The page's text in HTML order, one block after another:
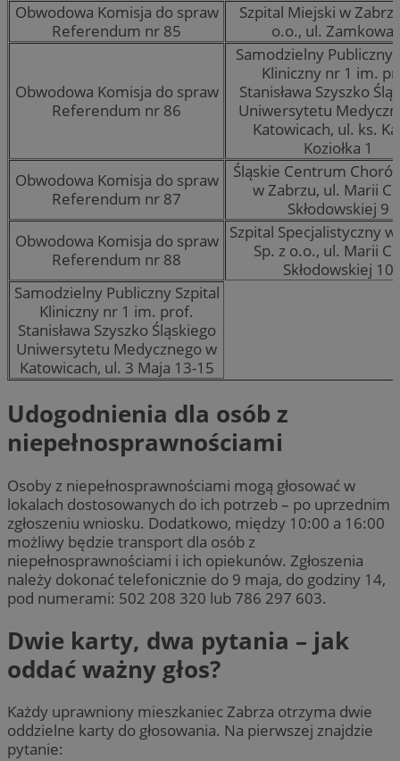
Obwodowa Komisja do spraw
Referendum nr 85
Szpital Miejski w
o.o., ul. Zamkowa
Obwodowa Komisja do spraw
Referendum nr 86
Samodzielny Publiczny
Kliniczny nr 1 im.
Stanisława Szyszko
Uniwersytetu
Katowicach, ul. ks.
Koziołka 1
Obwodowa Komisja do spraw
Referendum nr 87
Śląskie Centrum
w Zabrzu, ul. Marii
Skłodowskiej 9
Obwodowa Komisja do spraw
Referendum nr 88
Szpital Specjalistyczny
Sp. z o.o., ul. Marii
Skłodowskiej 10
Samodzielny Publiczny Szpital
Kliniczny nr 1 im. prof.
Stanisława Szyszko Śląskiego
Uniwersytetu Medycznego w
Katowicach, ul. 3 Maja 13-15
Udogodnienia dla osób z
niepełnosprawnościami
Osoby z niepełnosprawnościami mogą głosować w
lokalach dostosowanych do ich potrzeb – po uprzednim
zgłoszeniu wniosku. Dodatkowo, między 10:00 a 16:00
możliwy będzie transport dla osób z
niepełnosprawnościami i ich opiekunów. Zgłoszenia
należy dokonać telefonicznie do 9 maja, do godziny 14,
pod numerami: 502 208 320 lub 786 297 603.
Dwie karty, dwa pytania – jak
oddać ważny głos?
Każdy uprawniony mieszkaniec Zabrza otrzyma dwie
oddzielne karty do głosowania. Na pierwszej znajdzie
pytanie: